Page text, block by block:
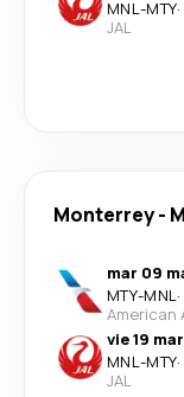
MNL-MTY·
JAL
Monterrey-
mar 09
MTY-MNL·
American
vie 19 mar
MNL-MTY·
JAL